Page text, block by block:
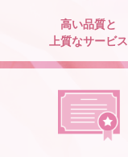
高い品質と
上質なサービス